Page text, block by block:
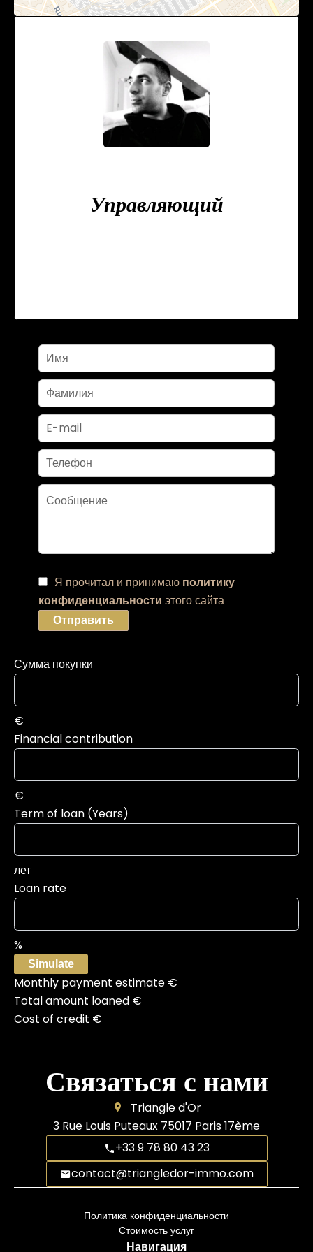
Управляющий
Я прочитал и принимаю политику
конфиденциальности этого сайта
Отправить
Сумма покупки
€
Financial contribution
€
Term of loan (Years)
лет
Loan rate
%
Simulate
Monthly payment estimate €
Total amount loaned €
Cost of credit €
Связаться с нами
Triangle d'Or
3 Rue Louis Puteaux 75017 Paris 17ème
+33 9 78 80 43 23
contact@triangledor-immo.com
Политика конфиденциальности
Стоимость услуг
Навигация